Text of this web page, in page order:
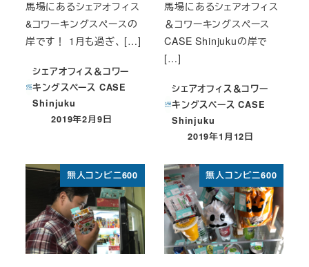
馬場にあるシェアオフィス
&コワーキングスペースの
岸です！ 1月も過ぎ、 […]
シェアオフィス＆コワー
キングスペース CASE
Shinjuku
投稿日
2019年2月9日
馬場にあるシェアオフィス
＆コワーキングスペース
CASE Shinjukuの岸で
[…]
シェアオフィス＆コワー
キングスペース CASE
Shinjuku
投稿日
2019年1月12日
無人コンビニ600 無人コンビニ600